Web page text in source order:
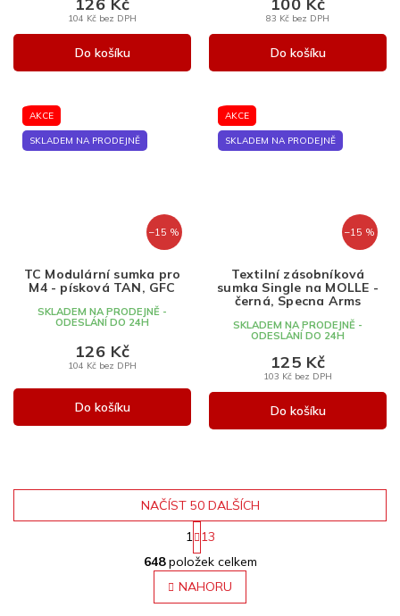
104 Kč bez DPH
126 Kč
Do košíku
83 Kč bez DPH
100 Kč
Do košíku
AKCE
SKLADEM NA PRODEJNĚ
–15 %
TC Modulární sumka pro
M4 - písková TAN, GFC
SKLADEM NA PRODEJNĚ -
ODESLÁNÍ DO 24H
104 Kč bez DPH
126 Kč
Do košíku
AKCE
SKLADEM NA PRODEJNĚ
–15 %
Textilní zásobníková
sumka Single na MOLLE -
černá, Specna Arms
SKLADEM NA PRODEJNĚ -
ODESLÁNÍ DO 24H
103 Kč bez DPH
125 Kč
Do košíku
O
v
l
á
NAČÍST 50 DALŠÍCH
S
t
r
1 13
648položek celkem
NAHORU